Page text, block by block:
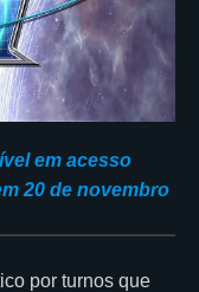
em acesso
20 de novembro
por turnos que